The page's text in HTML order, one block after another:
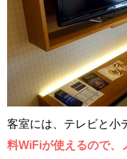
客室には、テレビと小
料WiFiが使えるので、